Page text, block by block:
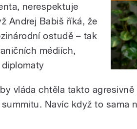
nerespektuje
Andrej Babiš říká, že
ostudě – tak
médiích,
vláda chtěla takto
Navíc když to sama